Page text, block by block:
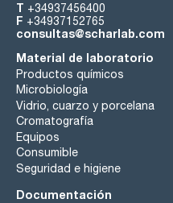
T +34937456400
F +34937152765
consultas@scharlab.com
Material de laboratorio
Productos químicos
Microbiología
Vidrio, cuarzo y porcelana
Cromatografía
Equipos
Consumible
Seguridad e higiene
Documentación